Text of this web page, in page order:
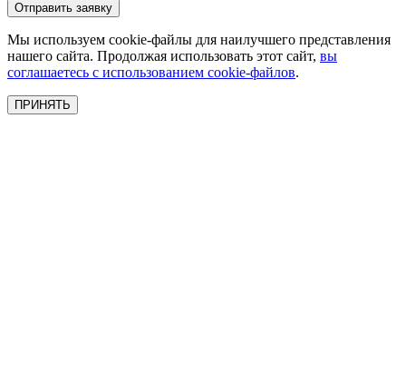
Мы используем cookie-файлы для наилучшего представления
нашего сайта. Продолжая использовать этот сайт, вы
соглашаетесь с использованием cookie-файлов.
ПРИНЯТЬ